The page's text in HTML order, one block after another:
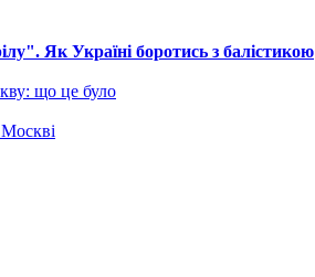
Як Україні боротись з балістикою
що це було